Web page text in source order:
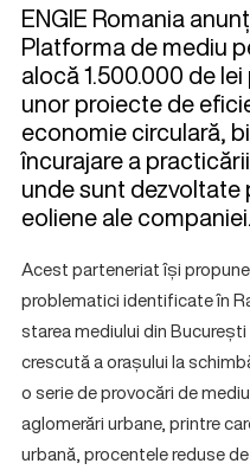
ENGIE Romania
Platforma de mediu
alocă 1.500.000 de
unor proiecte de
economie circulară,
încurajare a
unde sunt
eoliene ale companiei.
Acest parteneriat își
problematici identificate în
starea mediului din
crescută a orașului la
o serie de provocări de
aglomerări urbane, printre
urbană, procentele reduse